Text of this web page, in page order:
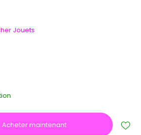
Jouets
Acheter maintenant